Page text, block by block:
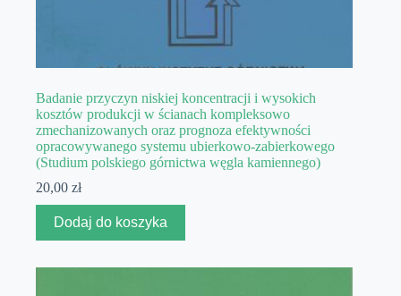
Badanie przyczyn niskiej koncentracji i wysokich
kosztów produkcji w ścianach kompleksowo
zmechanizowanych oraz prognoza efektywności
opracowywanego systemu ubierkowo-zabierkowego
(Studium polskiego górnictwa węgla kamiennego)
20,00 zł
Dodaj do koszyka